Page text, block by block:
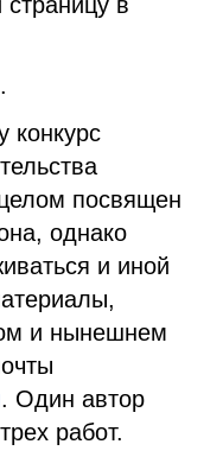
конкурс
посвящен
однако
и иной
и нынешнем
. Один автор
работ.